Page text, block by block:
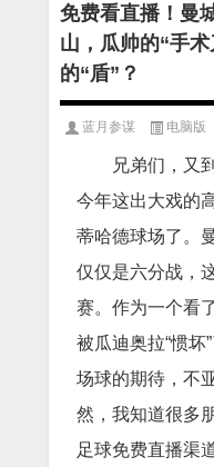
免费看直播！曼
山，瓜帅的“手
的“盾”？
蓝月参谋 电脑版
兄弟们，又
今年这出大戏的
蒂哈德球场了。
仅仅是六分战，
赛。作为一个看
被瓜迪奥拉“惯坏
场球的期待，不
然，我知道很多
足球免费直播渠